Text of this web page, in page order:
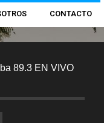
CONTACTO
89.3 EN VIVO